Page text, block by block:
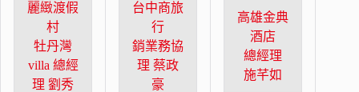
麗緻渡假
村
牡丹灣
villa 總經
理 劉秀
台中商旅
行
銷業務協
理 蔡政
豪
高雄金典
酒店
總經理
施芊如